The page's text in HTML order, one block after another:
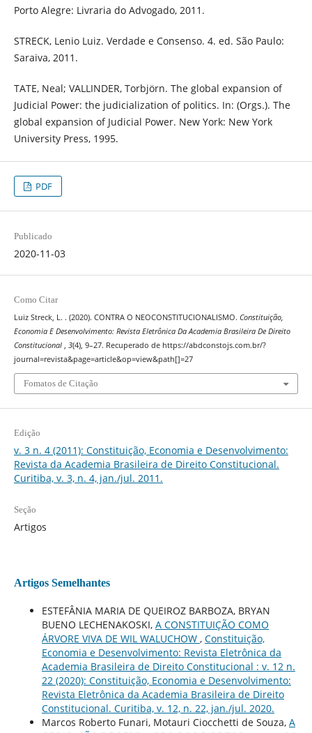
Porto Alegre: Livraria do Advogado, 2011.
STRECK, Lenio Luiz. Verdade e Consenso. 4. ed. São Paulo:
Saraiva, 2011.
TATE, Neal; VALLINDER, Torbjörn. The global expansion of
Judicial Power: the judicialization of politics. In: (Orgs.). The
global expansion of Judicial Power. New York: New York
University Press, 1995.
PDF
Publicado
2020-11-03
Como Citar
Luiz Streck, L. . (2020). CONTRA O NEOCONSTITUCIONALISMO. Constituição,
Economia E Desenvolvimento: Revista Eletrônica Da Academia Brasileira De Direito
Constitucional
3(4), 9–27. Recuperado de https://abdconstojs.com.br/?
journal=revista&page=article&op=view&path[]=27
Fomatos de Citação
Edição
v. 3 n. 4 (2011): Constituição, Economia e Desenvolvimento:
Revista da Academia Brasileira de Direito Constitucional.
Curitiba, v. 3, n. 4, jan./jul. 2011.
Seção
Artigos
Artigos Semelhantes
ESTEFÂNIA MARIA DE QUEIROZ BARBOZA, BRYAN
BUENO LECHENAKOSKI, A CONSTITUIÇÃO COMO
ÁRVORE VIVA DE WIL WALUCHOW , Constituição,
Economia e Desenvolvimento: Revista Eletrônica da
Academia Brasileira de Direito Constitucional : v. 12 n.
22 (2020): Constituição, Economia e Desenvolvimento:
Revista Eletrônica da Academia Brasileira de Direito
Constitucional. Curitiba, v. 12, n. 22, jan./jul. 2020.
Marcos Roberto Funari, Motauri Ciocchetti de Souza, A